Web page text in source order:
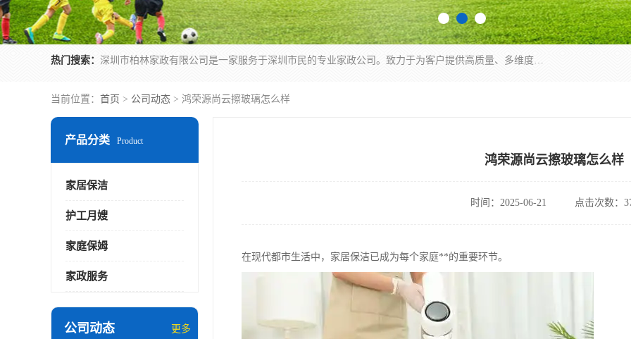
热门搜索： 深圳市柏林家政有限公司是一家服务于深圳市民的专业家政公司。致力于为客户提供高质量、多维度的家庭服务，包括养老、母婴、月嫂育婴早教、康复理疗、家电清洗和保洁等方面的专业服务。
当前位置： 首页 > 公司动态 > 鸿荣源尚云擦玻璃怎么样
产品分类 Product
家居保洁
护工月嫂
家庭保姆
家政服务
公司动态 更多
鸿荣源尚云擦玻璃怎么样
时间：2025-06-21 点击次数：
在现代都市生活中，家居保洁已成为每个家庭**的重要环节。